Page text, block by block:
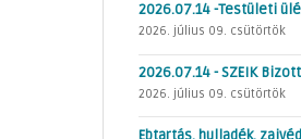
2026.07.14 -Testületi
2026. július 09. csütörtök
2026.07.14 - SZEIK
2026. július 09. csütörtök
Ebtartás, hulladék,